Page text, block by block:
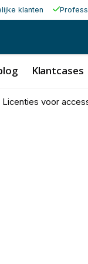
klanten
Klantcases
Licenties voor